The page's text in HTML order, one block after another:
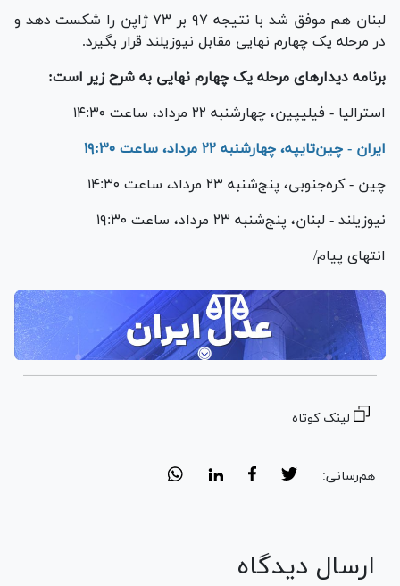
لبنان هم موفق شد با نتیجه ۹۷ بر ۷۳ ژاپن را شکست دهد و
در مرحله یک چهارم نهایی مقابل نیوزیلند قرار بگیرد.
برنامه دیدار‌های مرحله یک چهارم نهایی به شرح زیر است:
استرالیا - فیلیپین، چهارشنبه ۲۲ مرداد، ساعت ۱۴:۳۰
ایران - چین‌تایپه، چهارشنبه ۲۲ مرداد، ساعت ۱۹:۳۰
چین - کره‌جنوبی، پنج‌شنبه ۲۳ مرداد، ساعت ۱۴:۳۰
نیوزیلند - لبنان، پنج‌شنبه ۲۳ مرداد، ساعت ۱۹:۳۰
انتهای پیام/
لینک کوتاه
هم‌رسانی:
ارسال دیدگاه